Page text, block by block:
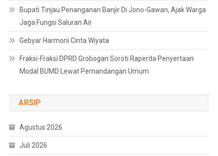
Bupati Tinjau Penanganan Banjir Di Jono-Gawan, Ajak Warga
Jaga Fungsi Saluran Air
Gebyar Harmoni Cinta Wiyata
Fraksi-Fraksi DPRD Grobogan Soroti Raperda Penyertaan
Modal BUMD Lewat Pemandangan Umum
ARSIP
Agustus 2026
Juli 2026